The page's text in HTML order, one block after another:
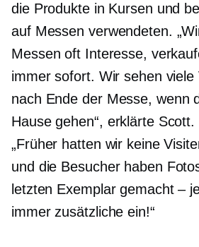
die Produkte in Kursen und
auf Messen verwendeten.
Messen oft Interesse,
immer sofort. Wir sehen viele
nach Ende der Messe, wenn
Hause gehen“, erklärte
„Früher hatten wir keine
und die Besucher haben
letzten Exemplar gemacht –
immer zusätzliche ein!“